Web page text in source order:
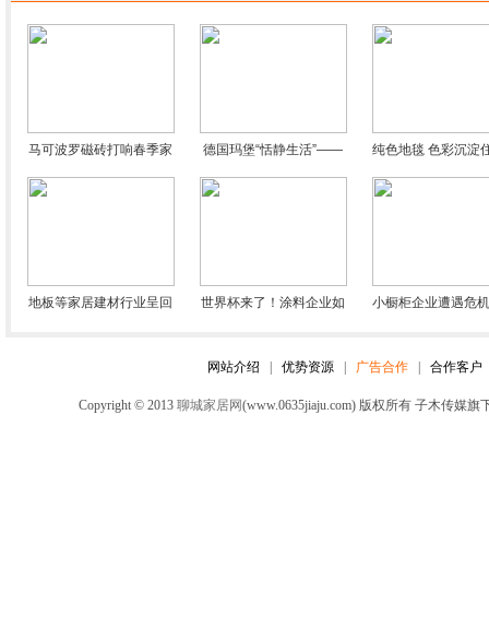
马可波罗磁砖打响春季家
居建材让利回馈第一枪
德国玛堡“恬静生活”——
纸随心动
纯色地毯 色彩沉淀
儿
地板等家居建材行业呈回 世界杯来了！涂料企业如 小橱柜企业遭遇危
网站介绍 优势资源 广告合作 合作客户
Copyright © 2013聊城家居网(www.0635jiaju.com) 版权所有 子木传媒